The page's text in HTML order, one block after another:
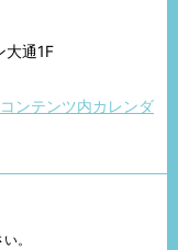
大通1F
ンテンツ内カレンダ
。